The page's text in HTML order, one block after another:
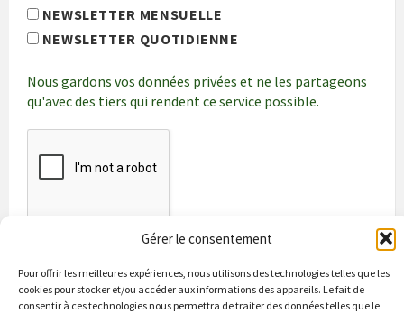
Gérer le consentement
Pour offrir les meilleures expériences, nous utilisons des technologies telles que les
cookies pour stocker et/ou accéder aux informations des appareils. Le fait de
consentir à ces technologies nous permettra de traiter des données telles que le
NEWSLETTER MENSUELLE
NEWSLETTER QUOTIDIENNE
Nous gardons vos données privées et ne les partageons
qu'avec des tiers qui rendent ce service possible.